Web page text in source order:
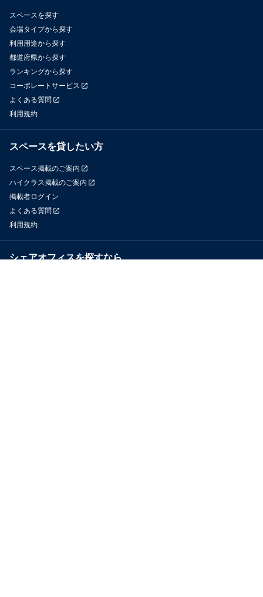
スペースを探す
会場タイプから探す
利用用途から探す
都道府県から探す
ランキングから探す
コーポレートサービス
よくある質問
利用規約
スペースを貸したい方
スペース掲載のご案内
ハイクラス掲載のご案内
掲載者ログイン
よくある質問
利用規約
シェアオフィスを探すなら